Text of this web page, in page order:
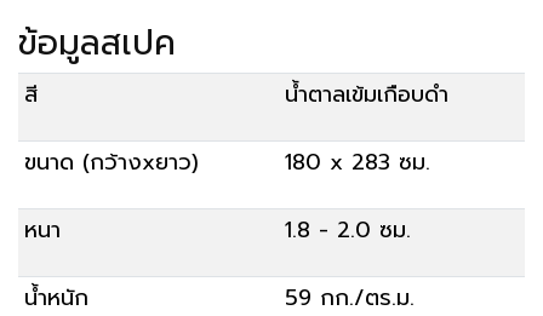
ข้อมูลสเปค
สี
น้ำตาลเข้มเกือบดำ
ขนาด (กว้างxยาว)
180 x 283 ซม.
หนา
1.8 - 2.0 ซม.
น้ำหนัก
59 กก./ตร.ม.